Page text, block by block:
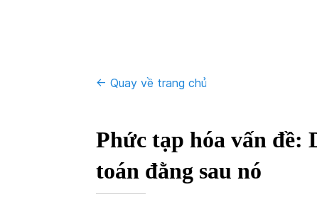
<- Quay về trang chủ
Phức tạp hóa vấn đề:
toán đằng sau nó